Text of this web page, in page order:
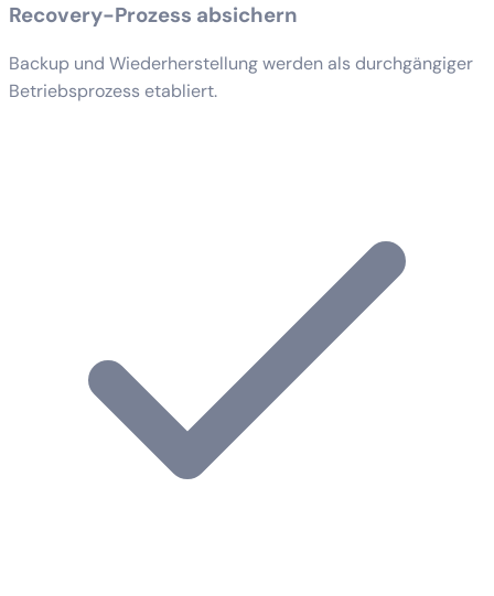
Recovery-Prozess absichern
Backup und Wiederherstellung werden als durchgängiger
Betriebsprozess etabliert.